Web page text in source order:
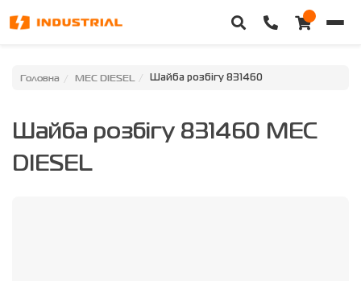
Головна
Категорії
Головна MEC DIESEL Шайба розбігу 831460
Шайба розбігу 831460 MEC
DIESEL